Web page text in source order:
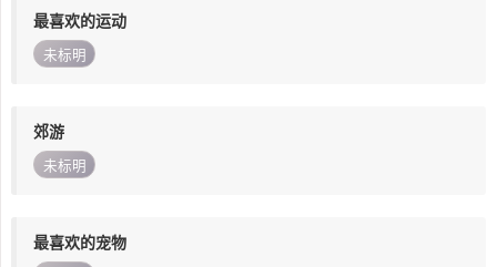
最喜欢的运动
未标明
郊游
未标明
最喜欢的宠物